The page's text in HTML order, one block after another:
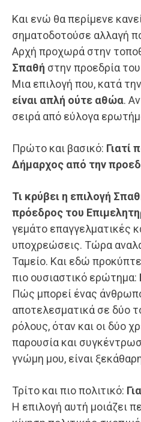
Και ενώ θα περίμενε
σηματοδοτούσε αλλαγή
Αρχή προχωρά στην
Σπαθή στην προεδρία
Μια επιλογή που, κατά
είναι απλή ούτε αθώα.
σειρά από εύλογα
Πρώτο και βασικό: Γιατί
Δήμαρχος από την
Τι κρύβει η επιλογή
πρόεδρος του
γεμάτο επαγγελματικές
υποχρεώσεις. Τώρα
Ταμείο. Και εδώ
πιο ουσιαστικό ερώτημα:
Πώς μπορεί ένας
αποτελεσματικά σε δύο
ρόλους, όταν και οι δύο
παρουσία και
γνώμη μου, είναι
Τρίτο και πιο πολιτικό:
Η επιλογή αυτή μοιάζει